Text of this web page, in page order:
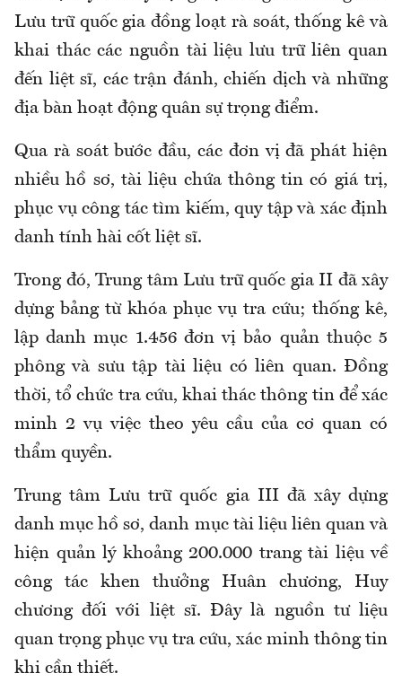
Lưu trữ quốc gia đồng loạt rà soát, thống kê và
khai thác các nguồn tài liệu lưu trữ liên quan
đến liệt sĩ, các trận đánh, chiến dịch và những
địa bàn hoạt động quân sự trọng điểm.
Qua rà soát bước đầu, các đơn vị đã phát hiện
nhiều hồ sơ, tài liệu chứa thông tin có giá trị,
phục vụ công tác tìm kiếm, quy tập và xác định
danh tính hài cốt liệt sĩ.
Trong đó, Trung tâm Lưu trữ quốc gia II đã xây
dựng bảng từ khóa phục vụ tra cứu; thống kê,
lập danh mục 1.456 đơn vị bảo quản thuộc 5
phông và sưu tập tài liệu có liên quan. Đồng
thời, tổ chức tra cứu, khai thác thông tin để xác
minh 2 vụ việc theo yêu cầu của cơ quan có
thẩm quyền.
Trung tâm Lưu trữ quốc gia III đã xây dựng
danh mục hồ sơ, danh mục tài liệu liên quan và
hiện quản lý khoảng 200.000 trang tài liệu về
công tác khen thưởng Huân chương, Huy
chương đối với liệt sĩ. Đây là nguồn tư liệu
quan trọng phục vụ tra cứu, xác minh thông tin
khi cần thiết.